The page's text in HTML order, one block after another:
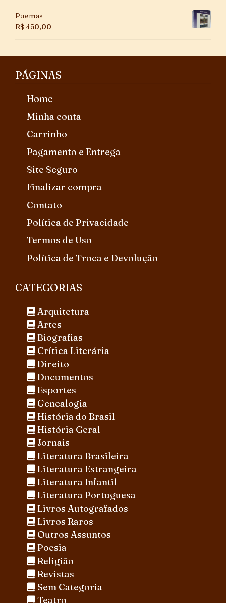
Poemas
R$ 450,00
PÁGINAS
Home
Minha conta
Carrinho
Pagamento e Entrega
Site Seguro
Finalizar compra
Contato
Política de Privacidade
Termos de Uso
Política de Troca e Devolução
CATEGORIAS
Arquitetura
Artes
Biografias
Crítica Literária
Direito
Documentos
Esportes
Genealogia
História do Brasil
História Geral
Jornais
Literatura Brasileira
Literatura Estrangeira
Literatura Infantil
Literatura Portuguesa
Livros Autografados
Livros Raros
Outros Assuntos
Poesia
Religião
Revistas
Sem Categoria
Teatro